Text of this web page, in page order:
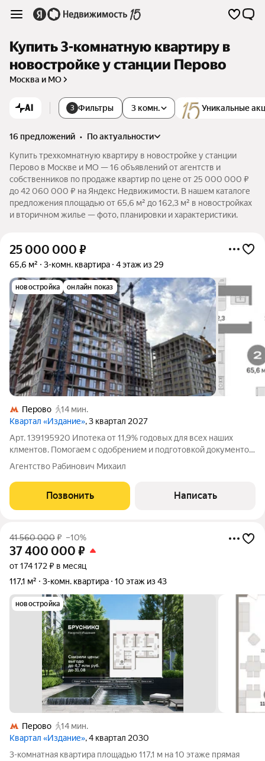
Купить 3-комнатную квартиру в
новостройке у станции Перово
Москва и МО
AI 3 Фильтры Уникальные
3 комн.
16 предложений •
по актуальности
Купить трехкомнатную квартиру в новостройке у станции
Перово в Москве и МО — 16 объявлений от агентств и
собственников по продаже квартир по цене от 25 000 000 ₽
до 42 060 000 ₽ на Яндекс Недвижимости. В нашем каталоге
предложения площадью от 65,6 м² до 162,3 м² в новостройках
и вторичном жилье — фото, планировки и характеристики.
25 000 000 ₽
65,6 м² 3-комн. квартира 4 этаж из 29
новостройка онлайн показ
Перово
14 мин.
Квартал «Издание», 3 квартал 2027
Арт. 139195920 Ипотека от 11,9% годовых для всех наших
клментов. Помогаем с одобрением и подготовкой документов.
евро-3 квартира 65,6 м в ЖК "Издание" бизнес-класс с
Спален: 2 Кухня: 29,9 м Этаж: 4
Агентство Рабинович Михаил
Позвонить Написать
41 560 000₽ –10%
37 400 000 ₽
от 174 172 ₽ в месяц
117,1 м²
3-комн. квартира 10 этаж из 43
новостройка
Перово
14 мин.
Квартал «Издание», 4 квартал 2030
3-комнатная квартира площадью 117,1 м на 10 этаже прямая